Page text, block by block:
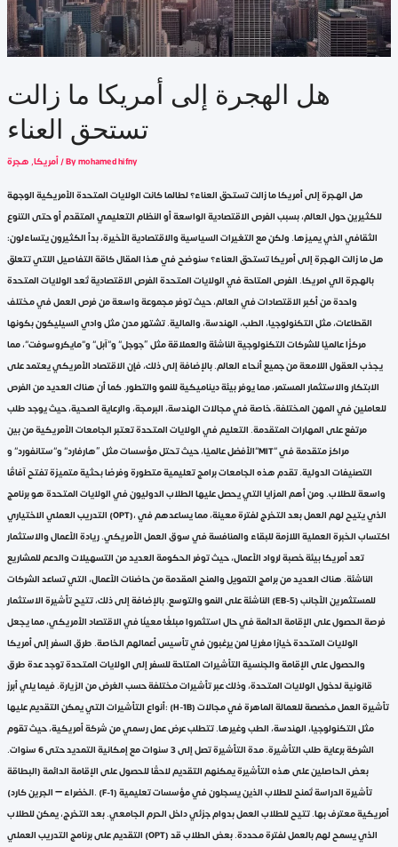
هل الهجرة إلى أمريكا ما زالت
تستحق العناء
أمريكا,هجرة / Bymohamed hifny
هل الهجرة إلى أمريكا ما زالت تستحق العناء؟ لطالما كانت الولايات المتحدة الأمريكية الوجهة
للكثيرين حول العالم، بسبب الفرص الاقتصادية الواسعة أو النظام التعليمي المتقدم أو حتى التنوع
الثقافي الذي يميزها. ولكن مع التغيرات السياسية والاقتصادية الأخيرة، بدأ الكثيرون يتساءلون:
هل ما زالت الهجرة إلى أمريكا تستحق العناء؟ سنوضح في هذا المقال كاقة التفاصيل اللتي تتعلق
بالهجرة الي امريكا. الفرص المتاحة في الولايات المتحدة الفرص الاقتصادية تُعد الولايات المتحدة
واحدة من أكبر الاقتصادات في العالم، حيث توفر مجموعة واسعة من فرص العمل في مختلف
القطاعات، مثل التكنولوجيا، الطب، الهندسة، والمالية. تشتهر مدن مثل وادي السيليكون بكونها
مركزًا عالميًا للشركات التكنولوجية الناشئة والعملاقة مثل “جوجل” و”آبل” و”مايكروسوفت”، مما
يجذب العقول اللامعة من جميع أنحاء العالم. بالإضافة إلى ذلك، فإن الاقتصاد الأمريكي يعتمد على
الابتكار والاستثمار المستمر، مما يوفر بيئة ديناميكية للنمو والتطور. كما أن هناك العديد من الفرص
للعاملين في المهن المختلفة، خاصة في مجالات الهندسة، البرمجة، والرعاية الصحية، حيث يوجد طلب
مرتفع على المهارات المتقدمة. التعليم في الولايات المتحدة تعتبر الجامعات الأمريكية من بين
الأفضل عالميًا، حيث تحتل مؤسسات مثل “هارفارد” و”ستانفورد” و”MIT” مراكز متقدمة في
التصنيفات الدولية. تقدم هذه الجامعات برامج تعليمية متطورة وفرصًا بحثية متميزة تفتح آفاقًا
واسعة للطلاب. ومن أهم المزايا التي يحصل عليها الطلاب الدوليون في الولايات المتحدة هو برنامج
التدريب العملي الاختياري (OPT)، الذي يتيح لهم العمل بعد التخرج لفترة معينة، مما يساعدهم في
اكتساب الخبرة العملية اللازمة للبقاء والمنافسة في سوق العمل الأمريكي. ريادة الأعمال والاستثمار
تعد أمريكا بيئة خصبة لرواد الأعمال، حيث توفر الحكومة العديد من التسهيلات والدعم للمشاريع
الناشئة. هناك العديد من برامج التمويل والمنح المقدمة من حاضنات الأعمال، التي تساعد الشركات
الناشئة على النمو والتوسع. بالإضافة إلى ذلك، تتيح تأشيرة الاستثمار (EB-5) للمستثمرين الأجانب
فرصة الحصول على الإقامة الدائمة في حال استثمروا مبلغًا معينًا في الاقتصاد الأمريكي، مما يجعل
الولايات المتحدة خيارًا مغريًا لمن يرغبون في تأسيس أعمالهم الخاصة. طرق السفر إلى أمريكا
والحصول على الإقامة والجنسية التأشيرات المتاحة للسفر إلى الولايات المتحدة توجد عدة طرق
قانونية لدخول الولايات المتحدة، وذلك عبر تأشيرات مختلفة حسب الغرض من الزيارة. فيما يلي أبرز
أنواع التأشيرات التي يمكن التقديم عليها: (H-1B) تأشيرة العمل مخصصة للعمالة الماهرة في مجالات
مثل التكنولوجيا، الهندسة، الطب وغيرها. تتطلب عرض عمل رسمي من شركة أمريكية، حيث تقوم
الشركة برعاية طلب التأشيرة. مدة التأشيرة تصل إلى 3 سنوات مع إمكانية التمديد حتى 6 سنوات.
بعض الحاصلين على هذه التأشيرة يمكنهم التقديم لاحقًا للحصول على الإقامة الدائمة (البطاقة
الخضراء – الجرين كارد). (F-1) تأشيرة الدراسة تُمنح للطلاب الذين يسجلون في مؤسسات تعليمية
أمريكية معترف بها. تتيح للطلاب العمل بدوام جزئي داخل الحرم الجامعي. بعد التخرج، يمكن للطلاب
التقديم على برنامج التدريب العملي (OPT) الذي يسمح لهم بالعمل لفترة محددة. بعض الطلاب قد